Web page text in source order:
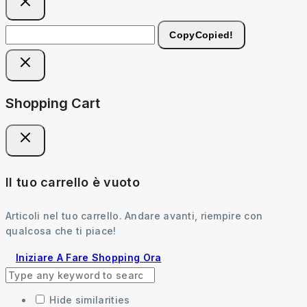
CopyCopied!
Shopping Cart
Il tuo carrello è vuoto
Articoli nel tuo carrello. Andare avanti, riempire con
qualcosa che ti piace!
Iniziare A Fare Shopping Ora
Hide similarities